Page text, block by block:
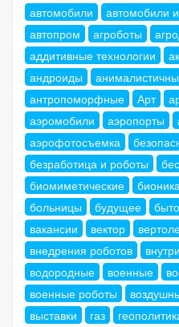
автомобили
автомобили
автопром
агроботы
аддитивные технологии
андроиды
антропоморфные
Арт
аэромобили
аэропорты
аэрофотосъемка
безработица и роботы
биомиметические
больницы
будущее
вакансии
вектор
внедрения роботов
водородные
военные
военные роботы
выставки
газ